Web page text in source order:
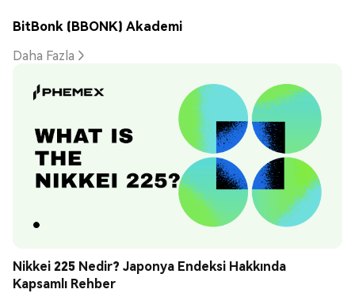
BitBonk (BBONK) Akademi
Daha Fazla
Nikkei 225 Nedir? Japonya Endeksi Hakkında
Kapsamlı Rehber